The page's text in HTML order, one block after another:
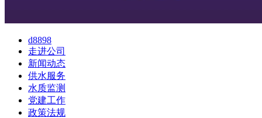
d8898
走进公司
新闻动态
供水服务
水质监测
党建工作
政策法规